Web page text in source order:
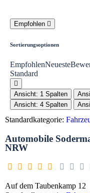
Empfohlen
Sortierungsoptionen
EmpfohlenNeueste
Standard
Ansicht: 1 Spalten
Ansicht: 4 Spalten
Standardkategorie:
Automobile
NRW
Auf dem Taubenkamp 12